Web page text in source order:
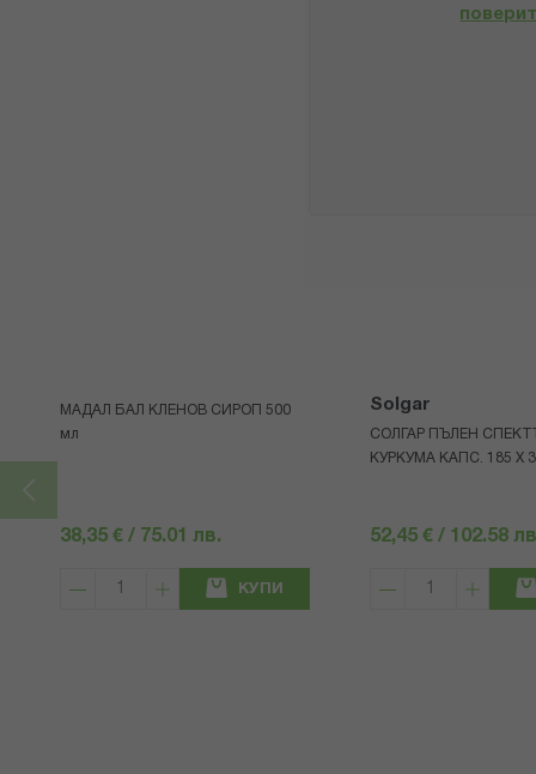
МАДАЛ БАЛ КЛЕНОВ СИРОП 500
мл
38,35 € / 75.01 лв.
КУПИ
Solgar
СОЛГАР ПЪЛЕН
КУРКУМА КАПС. 185 Х
52,45 € / 102.58